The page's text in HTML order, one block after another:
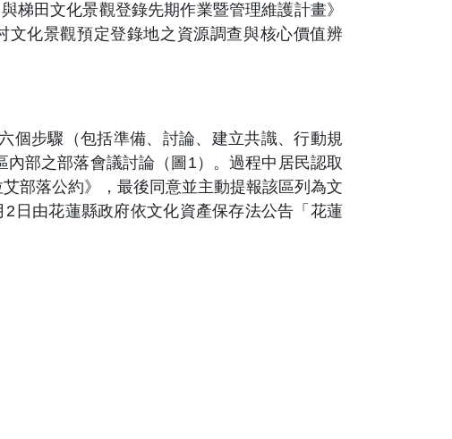
梯田文化景觀登錄先期作業暨管理維護計畫》
文化景觀預定登錄地之資源調查與核心價值辨
個步驟（包括準備、討論、建立共識、行動規
部之部落會議討論（圖1）。過程中居民認取
部落公約》，最後同意並主動提報該區列為文
日由花蓮縣政府依文化資產保存法公告「花蓮